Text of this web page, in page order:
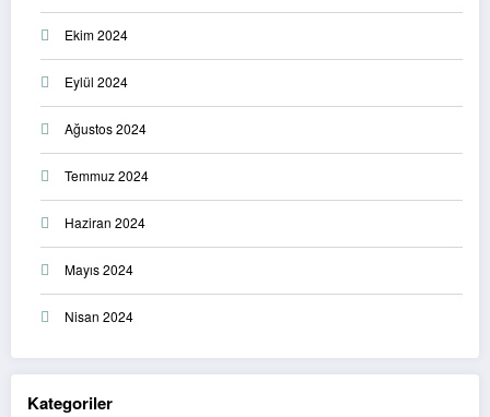
Ekim 2024
Eylül 2024
Ağustos 2024
Temmuz 2024
Haziran 2024
Mayıs 2024
Nisan 2024
Kategoriler